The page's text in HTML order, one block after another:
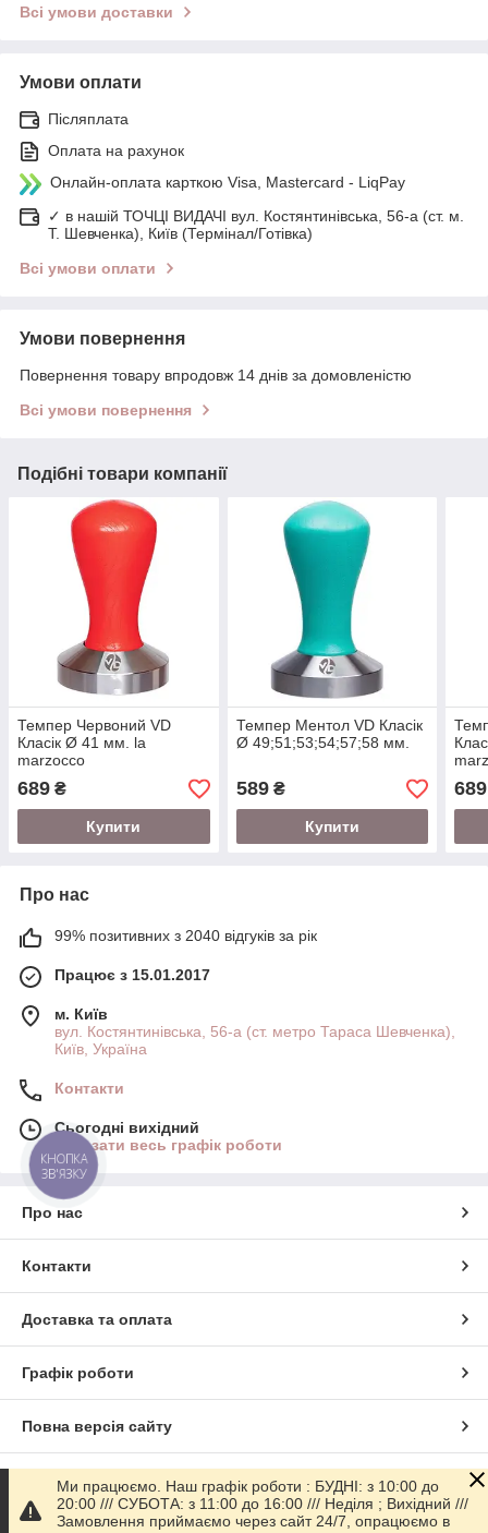
Всі умови доставки
Умови оплати
Післяплата
Оплата на рахунок
Онлайн-оплата карткою Visa, Mastercard - LiqPay
✓ в нашій ТОЧЦІ ВИДАЧІ вул. Костянтинівська, 56-а (ст. м.
Т. Шевченка), Київ (Термінал/Готівка)
Всі умови оплати
Умови повернення
Повернення товару впродовж 14 днів за домовленістю
Всі умови повернення
Подібні товари компанії
Темпер Червоний VD
Класік Ø 41 мм. la
marzocco
689 ₴
Купити
Темпер Ментол VD Класік
Ø 49;51;53;54;57;58 мм.
589₴
Купити
689
Про нас
99% позитивних з 2040 відгуків за рік
Працює з 15.01.2017
м. Київ
вул. Костянтинівська, 56-а (ст. метро Тараса Шевченка),
Київ, Україна
Контакти
Сьогодні вихідний
Показати весь графік роботи
Про нас
Контакти
Доставка та оплата
Графік роботи
Повна версія сайту
Сайт створено на маркетплейсіProm.ua
Ми працюємо. Наш графік роботи : БУДНІ: з 10:00 до
20:00 /// СУБОТА: з 11:00 до 16:00 /// Неділя ; Вихідний ///
Замовлення приймаємо через сайт 24/7, опрацюємо в
КНОПКА
ЗВ'ЯЗКУ